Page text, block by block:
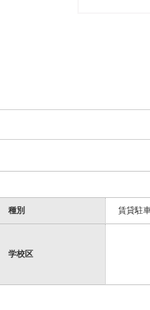
種別 賃貸駐
学校区